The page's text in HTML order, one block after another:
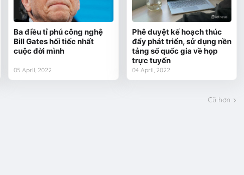
Ba điều tỉ phú công nghệ
Bill Gates hối tiếc nhất
cuộc đời mình
05 April, 2022
Phê duyệt kế hoạch thúc
đẩy phát triển, sử dụng nền
tảng số quốc gia về họp
trực tuyến
04 April, 2022
Cũ hơn